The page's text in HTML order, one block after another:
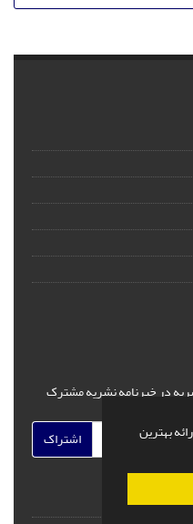
بهترین
در خبرنامه نشریه مشترک
اشتراک